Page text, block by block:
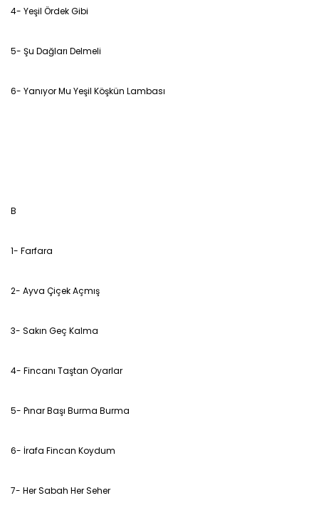
4- Yeşil Ördek Gibi
5- Şu Dağları Delmeli
6- Yanıyor Mu Yeşil Köşkün Lambası
B
1- Farfara
2- Ayva Çiçek Açmış
3- Sakın Geç Kalma
4- Fincanı Taştan Oyarlar
5- Pınar Başı Burma Burma
6- İrafa Fincan Koydum
7- Her Sabah Her Seher